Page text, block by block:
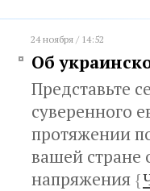
24 ноября / 14:52
Об
Представьте
суверенного
протяжении
вашей стране
напряжения {